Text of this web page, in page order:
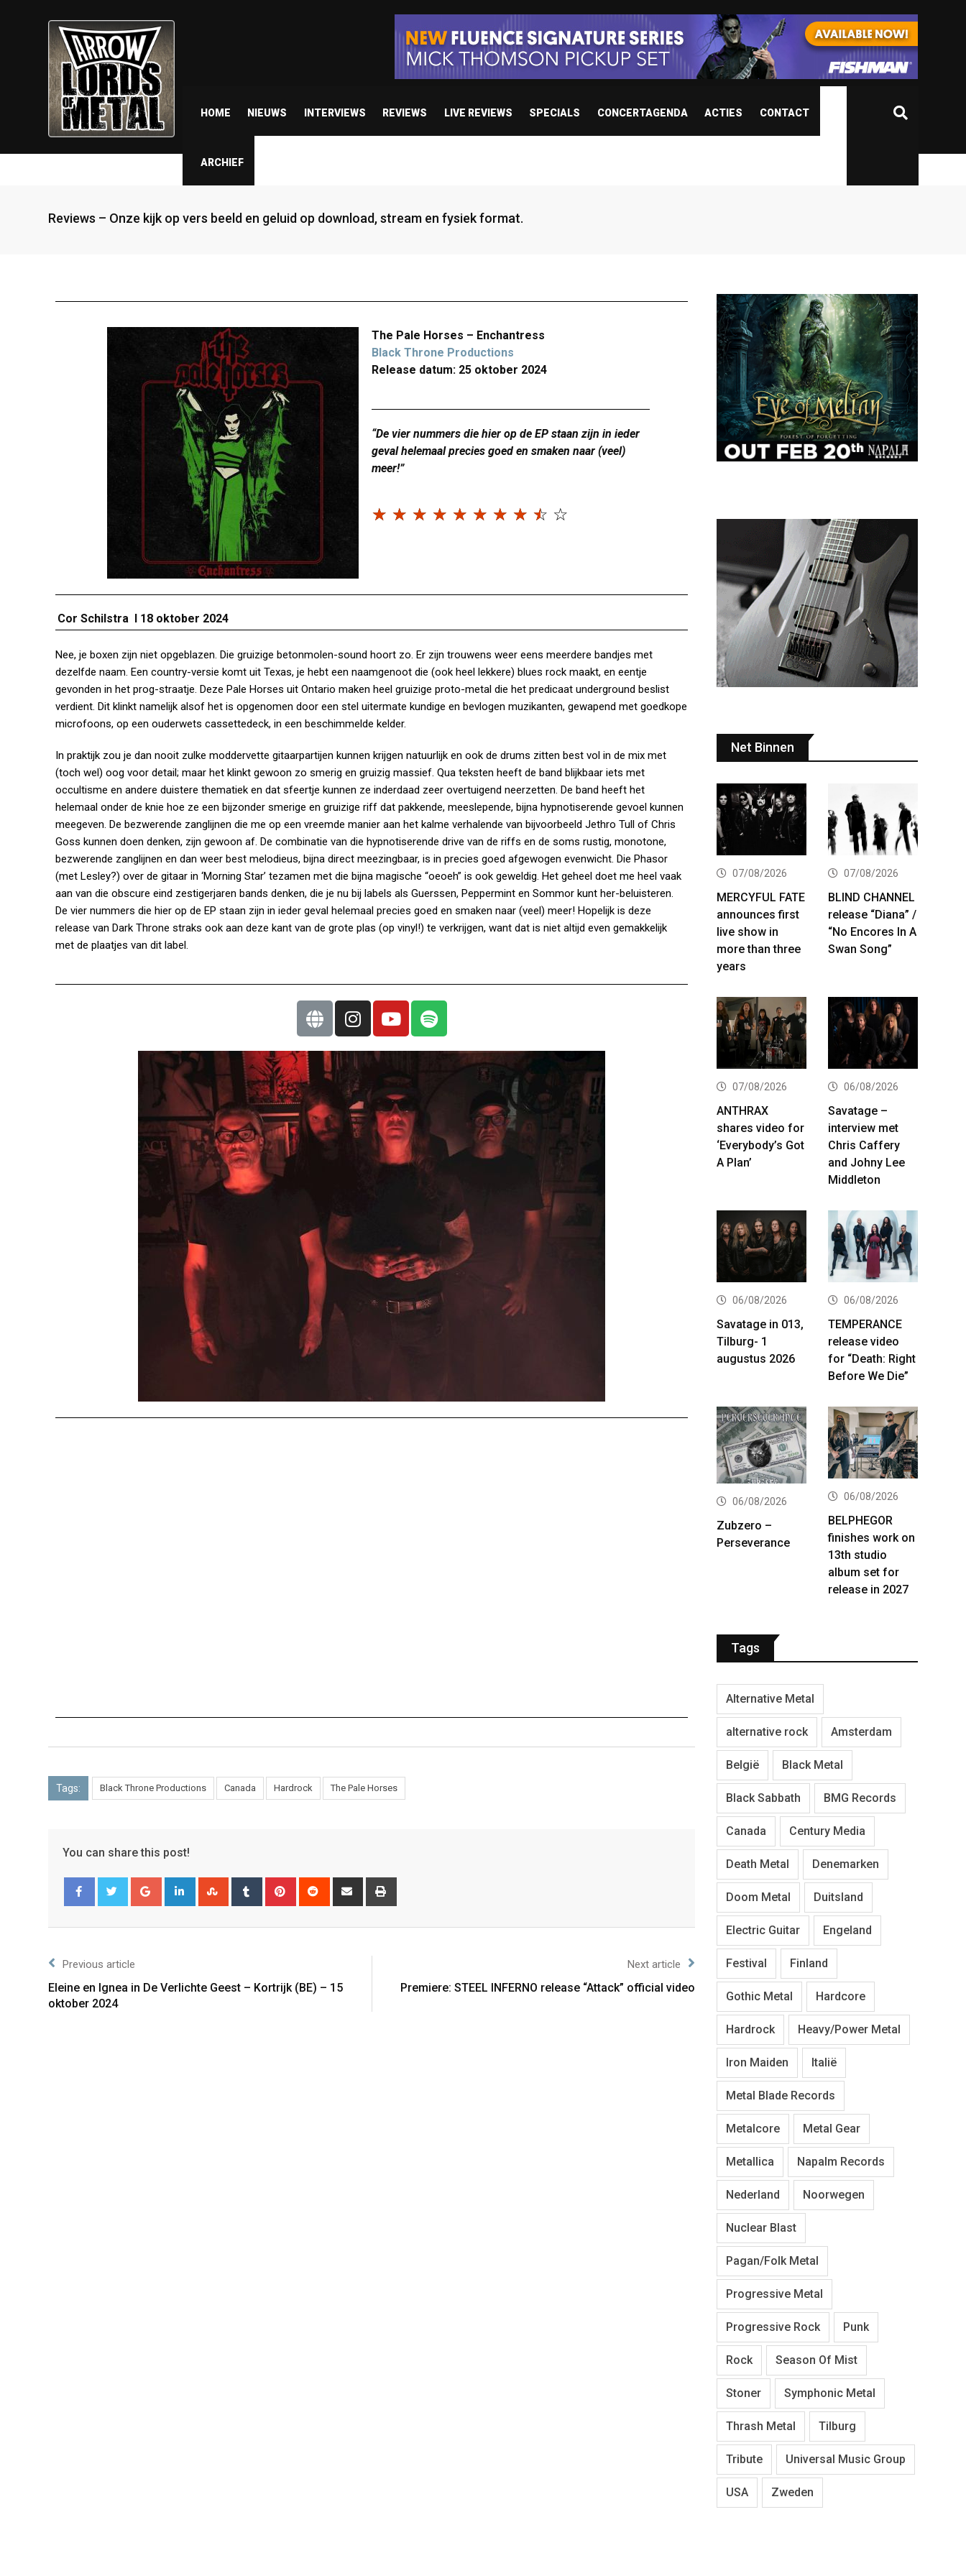
HOME NIEUWS INTERVIEWS REVIEWS LIVE REVIEWS SPECIALS CONCERTAGENDA ACTIES CONTACT
ARCHIEF
Reviews – Onze kijk op vers beeld en geluid op download, stream en fysiek format.
The Pale Horses – Enchantress
Black Throne Productions
Release datum: 25 oktober 2024
“De vier nummers die hier op de EP staan zijn in ieder
geval helemaal precies goed en smaken naar (veel)
meer!”
☆ ☆ ☆ ☆ ☆ ☆ ☆ ☆ ☆ ☆
Cor Schilstra I 18 oktober 2024
Nee, je boxen zijn niet opgeblazen. Die gruizige betonmolen-sound hoort zo. Er zijn trouwens weer eens meerdere bandjes met
dezelfde naam. Een country-versie komt uit Texas, je hebt een naamgenoot die (ook heel lekkere) blues rock maakt, en eentje
gevonden in het prog-straatje. Deze Pale Horses uit Ontario maken heel gruizige proto-metal die het predicaat underground beslist
verdient. Dit klinkt namelijk alsof het is opgenomen door een stel uitermate kundige en bevlogen muzikanten, gewapend met goedkope
microfoons, op een ouderwets cassettedeck, in een beschimmelde kelder.
In praktijk zou je dan nooit zulke moddervette gitaarpartijen kunnen krijgen natuurlijk en ook de drums zitten best vol in de mix met
(toch wel) oog voor detail; maar het klinkt gewoon zo smerig en gruizig massief. Qua teksten heeft de band blijkbaar iets met
occultisme en andere duistere thematiek en dat sfeertje kunnen ze inderdaad zeer overtuigend neerzetten. De band heeft het
helemaal onder de knie hoe ze een bijzonder smerige en gruizige riff dat pakkende, meeslepende, bijna hypnotiserende gevoel kunnen
meegeven. De bezwerende zanglijnen die me op een vreemde manier aan het kalme verhalende van bijvoorbeeld Jethro Tull of Chris
Goss kunnen doen denken, zijn gewoon af. De combinatie van die hypnotiserende drive van de riffs en de soms rustig, monotone,
bezwerende zanglijnen en dan weer best melodieus, bijna direct meezingbaar, is in precies goed afgewogen evenwicht. Die Phasor
(met Lesley?) over de gitaar in ‘Morning Star’ tezamen met die bijna magische “oeoeh” is ook geweldig. Het geheel doet me heel vaak
aan van die obscure eind zestigerjaren bands denken, die je nu bij labels als Guerssen, Peppermint en Sommor kunt her-beluisteren.
De vier nummers die hier op de EP staan zijn in ieder geval helemaal precies goed en smaken naar (veel) meer! Hopelijk is deze
release van Dark Throne straks ook aan deze kant van de grote plas (op vinyl!) te verkrijgen, want dat is niet altijd even gemakkelijk
met de plaatjes van dit label.
Tags: Black Throne Productions Canada Hardrock The Pale Horses
You can share this post!
Previous article
Eleine en Ignea in De Verlichte Geest – Kortrijk (BE) – 15
oktober 2024
Next article
Premiere: STEEL INFERNO release “Attack” official video
Net Binnen
07/08/2026
MERCYFUL FATE
announces first
live show in
more than three
years
07/08/2026
BLIND CHANNEL
release “Diana” /
“No Encores In A
Swan Song”
07/08/2026
ANTHRAX
shares video for
‘Everybody’s Got
A Plan’
06/08/2026
Savatage –
interview met
Chris Caffery
and Johny Lee
Middleton
06/08/2026
Savatage in 013,
Tilburg- 1
augustus 2026
06/08/2026
TEMPERANCE
release video
for “Death: Right
Before We Die”
06/08/2026
Zubzero –
Perseverance
06/08/2026
BELPHEGOR
finishes work on
13th studio
album set for
release in 2027
Tags
Alternative Metal
alternative rock Amsterdam
België Black Metal
Black Sabbath BMG Records
Canada Century Media
Death Metal Denemarken
Doom Metal Duitsland
Electric Guitar Engeland
Festival Finland
Gothic Metal Hardcore
Hardrock Heavy/Power Metal
Iron Maiden Italië
Metal Blade Records
Metalcore Metal Gear
Metallica Napalm Records
Nederland Noorwegen
Nuclear Blast
Pagan/Folk Metal
Progressive Metal
Progressive Rock Punk
Rock Season Of Mist
Stoner Symphonic Metal
Thrash Metal Tilburg
Tribute Universal Music Group
USA Zweden